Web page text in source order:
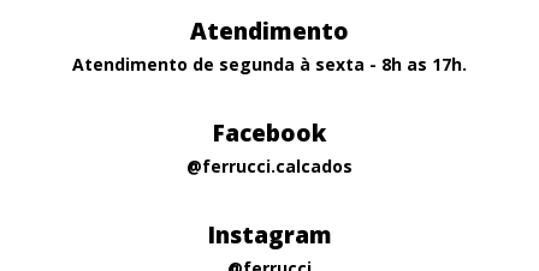
Atendimento
Atendimento de segunda à sexta - 8h as 17h.
Facebook
@ferrucci.calcados
Instagram